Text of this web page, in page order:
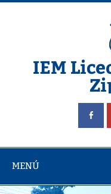
Saltar
IEM
Pagina del Liceo
MENÚ